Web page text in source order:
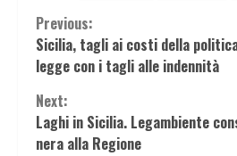
Continue
Reading
Previous:
Sicilia, tagli ai costi della
legge con i tagli alle indennità
Next:
Laghi in Sicilia. Legambiente
nera alla Regione